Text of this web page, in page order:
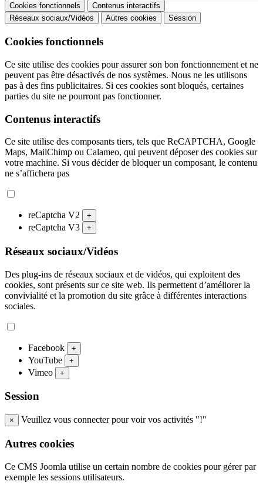
Cookies fonctionnels
Contenus interactifs
Réseaux sociaux/Vidéos
Autres cookies Session
Cookies fonctionnels
Ce site utilise des cookies pour assurer son bon fonctionnement et ne
peuvent pas être désactivés de nos systèmes. Nous ne les utilisons
pas à des fins publicitaires. Si ces cookies sont bloqués, certaines
parties du site ne pourront pas fonctionner.
Contenus interactifs
Ce site utilise des composants tiers, tels que ReCAPTCHA, Google
Maps, MailChimp ou Calameo, qui peuvent déposer des cookies sur
votre machine. Si vous décider de bloquer un composant, le contenu
ne s’affichera pas
reCaptcha V2 +
reCaptcha V3 +
Réseaux sociaux/Vidéos
Des plug-ins de réseaux sociaux et de vidéos, qui exploitent des
cookies, sont présents sur ce site web. Ils permettent d’améliorer la
convivialité et la promotion du site grâce à différentes interactions
sociales.
Facebook +
YouTube +
Vimeo +
Session
× Veuillez vous connecter pour voir vos activités "!"
Autres cookies
Ce CMS Joomla utilise un certain nombre de cookies pour gérer par
exemple les sessions utilisateurs.